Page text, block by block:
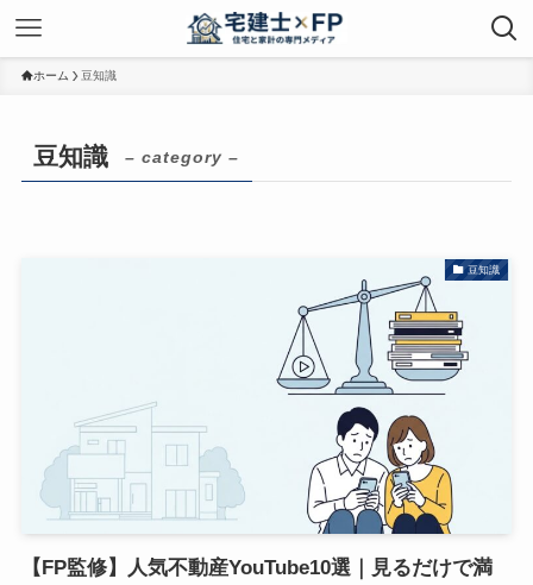
ホーム 豆知識
豆知識 – category –
豆知識
【FP監修】人気不動産YouTube10選｜見るだけで満